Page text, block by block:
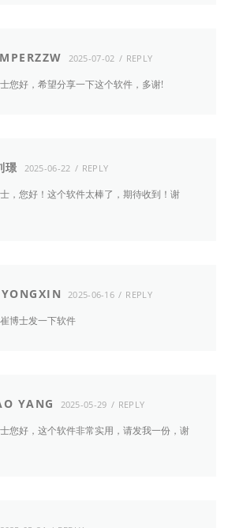
2025-07-02 REPLY
您好，希望分享一下这个软件，多谢!
璟 2025-06-22 REPLY
，您好！这个软件太棒了，期待收到！谢
2025-06-16 REPLY
博士发一下软件
YANG 2025-05-29 REPLY
您好，这个软件非常实用，请发我一份，谢